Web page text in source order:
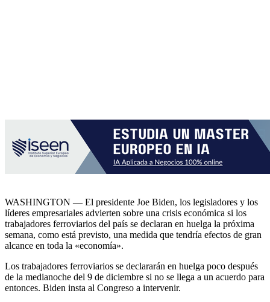
WASHINGTON — El presidente Joe Biden, los legisladores y los
líderes empresariales advierten sobre una crisis económica si los
trabajadores ferroviarios del país se declaran en huelga la próxima
semana, como está previsto, una medida que tendría efectos de gran
alcance en toda la «economía».
Los trabajadores ferroviarios se declararán en huelga poco después
de la medianoche del 9 de diciembre si no se llega a un acuerdo para
entonces. Biden insta al Congreso a intervenir.